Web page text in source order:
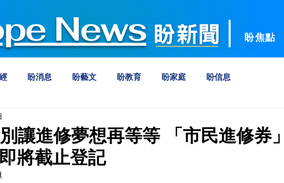
News 盼焦點
盼消息 盼藝文 盼教育 盼家庭 盼信息
讓進修夢想再等等 「市民進修券」
將截止登記